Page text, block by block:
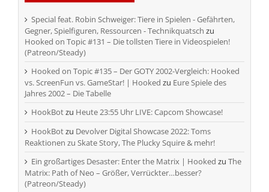
Special feat. Robin Schweiger: Tiere in Spielen - Gefährten,
Gegner, Spielfiguren, Ressourcen - Technikquatsch zu
Hooked on Topic #131 – Die tollsten Tiere in Videospielen!
(Patreon/Steady)
Hooked on Topic #135 – Der GOTY 2002-Vergleich: Hooked
vs. ScreenFun vs. GameStar! | Hooked zu Eure Spiele des
Jahres 2002 – Die Tabelle
HookBotzu Heute 23:55 Uhr LIVE: Capcom Showcase!
HookBotzu Devolver Digital Showcase 2022: Toms
Reaktionen zu Skate Story, The Plucky Squire & mehr!
Ein großartiges Desaster: Enter the Matrix | Hooked zu The
Matrix: Path of Neo – Größer, Verrückter…besser?
(Patreon/Steady)